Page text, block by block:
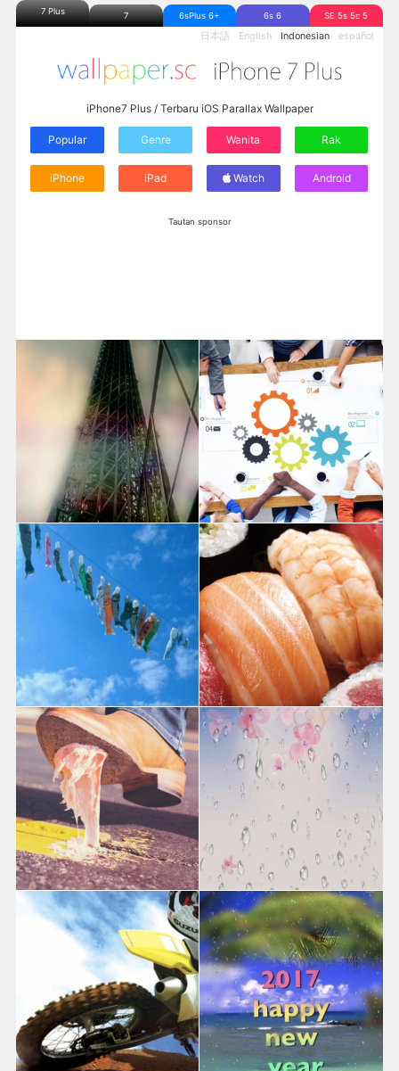
7 Plus 7 6sPlus 6+ 6s 6 SE 5s 5c 5
日本語 English Indonesian español
iPhone7 Plus / Terbaru iOS Parallax Wallpaper
Popular Genre Wanita Rak
iPhone iPad Watch Android
Tautan sponsor